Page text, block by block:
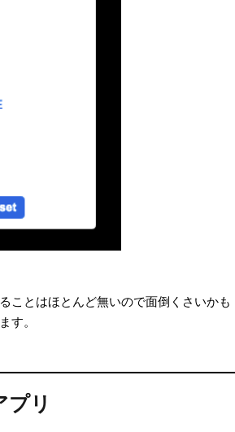
ことはほとんど無いので面倒くさいかも
す。
リ